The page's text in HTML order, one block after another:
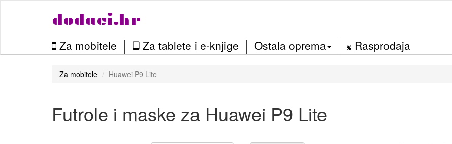
dodaci.hr
Za mobitele Za tablete i e-knjige Ostala oprema Rasprodaja
Za mobitele Huawei P9 Lite
Futrole i maske za Huawei P9 Lite